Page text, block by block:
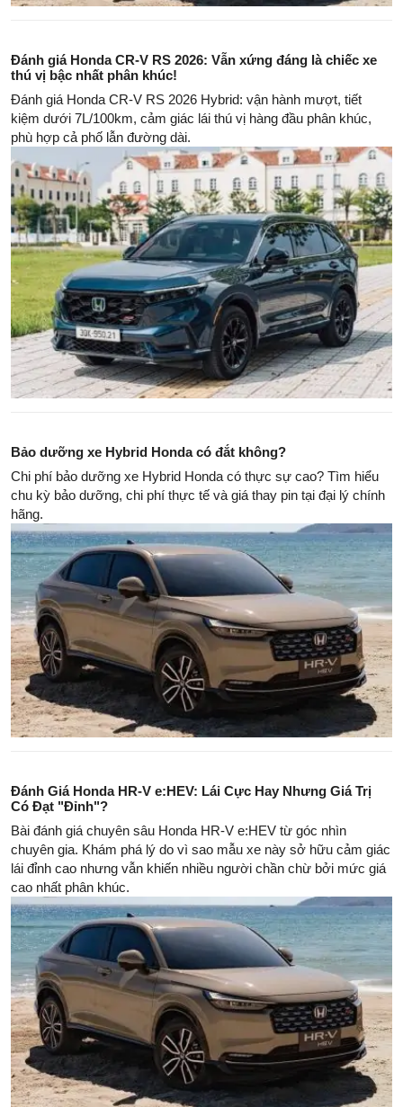
Đánh giá Honda CR-V RS 2026: Vẫn xứng đáng là chiếc xe
thú vị bậc nhất phân khúc!
Đánh giá Honda CR-V RS 2026 Hybrid: vận hành mượt, tiết
kiệm dưới 7L/100km, cảm giác lái thú vị hàng đầu phân khúc,
phù hợp cả phố lẫn đường dài.
Bảo dưỡng xe Hybrid Honda có đắt không?
Chi phí bảo dưỡng xe Hybrid Honda có thực sự cao? Tìm hiểu
chu kỳ bảo dưỡng, chi phí thực tế và giá thay pin tại đại lý chính
hãng.
Đánh Giá Honda HR-V e:HEV: Lái Cực Hay Nhưng Giá Trị
Có Đạt "Đỉnh"?
Bài đánh giá chuyên sâu Honda HR-V e:HEV từ góc nhìn
chuyên gia. Khám phá lý do vì sao mẫu xe này sở hữu cảm giác
lái đỉnh cao nhưng vẫn khiến nhiều người chần chừ bởi mức giá
cao nhất phân khúc.